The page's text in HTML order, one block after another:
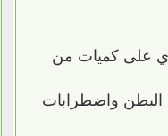
على كميات من
البطن واضطرابات